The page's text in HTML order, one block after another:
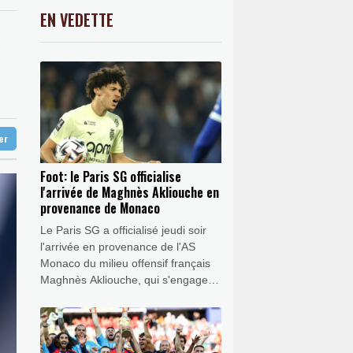
de Monaco
Manchester City
Reusser reste maillot jaune
0.52%
-0.41%
0.46% 4322.09 €
EN VEDETTE
Foot: le Paris SG officialise
l'arrivée de Maghnès Akliouche en
provenance de Monaco
Le Paris SG a officialisé jeudi soir
l'arrivée en provenance de l'AS
Monaco du milieu offensif français
Maghnès Akliouche, qui s'engage
2031.